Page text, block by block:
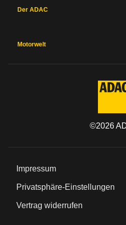
Der ADAC
Motorwelt
©2026
Impressum
Privatsphäre-Einstellungen
Vertrag widerrufen